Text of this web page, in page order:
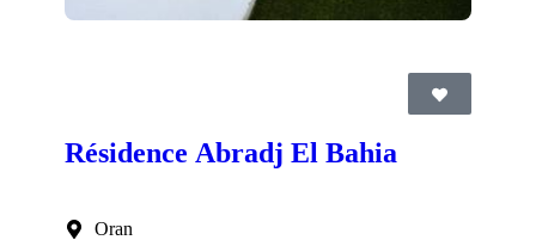
Résidence Abradj El Bahia
Oran